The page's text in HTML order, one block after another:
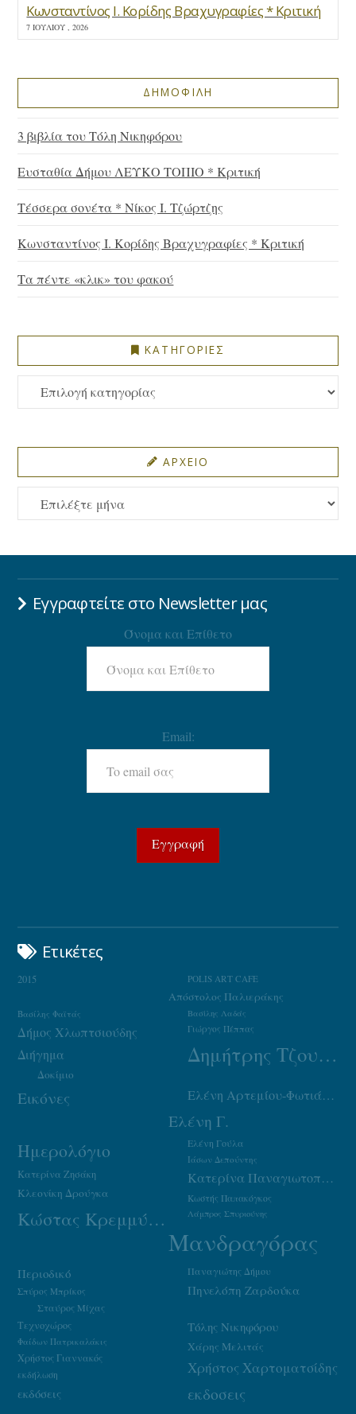
Κωνσταντίνος Ι. Κορίδης Βραχυγραφίες * Κριτική
7 ΙΟΥΛΊΟΥ , 2026
ΔΗΜΟΦΙΛΗ
3 βιβλία του Τόλη Νικηφόρου
Ευσταθία Δήμου ΛΕΥΚΟ ΤΟΠΙΟ * Κριτική
Τέσσερα σονέτα * Νίκος Ι. Τζώρτζης
Κωνσταντίνος Ι. Κορίδης Βραχυγραφίες * Κριτική
Τα πέντε «κλικ» του φακού
ΚΑΤΗΓΟΡΙΕΣ
ΚΑΤΗΓΟΡΙΕΣ
ΑΡΧΕΙΟ
ΑΡΧΕΙΟ
Εγγραφτείτε στο Newsletter μας
Όνομα και Επίθετο
Email:
Ετικέτες
2015 POLIS ART CAFE
Απόστολος Παλιεράκης
Βασίλης Λαδάς
Βασίλης Φαϊτάς
Γιώργος Πέππας
Δήμος Χλωπτσιούδης
Δημήτρης Τζουμάκας
Διήγημα
Δοκίμιο
Εικόνες Ελένη Αρτεμίου-Φωτιάδου
Ελένη Γ.
Ελένη Γούλα
Ημερολόγιο Ιάσων Δεπούντης
Κατερίνα Ζησάκη Κατερίνα Παναγιωτοπούλου
Κλεονίκη Δρούγκα Κωστής Παπακόγκος
Κώστας Κρεμμύδας Λάμπρος Σπυριούνης
Μανδραγόρας
Παναγιώτης Δήμου
Περιοδικό
Πηνελόπη Ζαρδούκα
Σπύρος Μπρίκος
Σταύρος Μίχας
Τεχνοχώρος
Τόλης Νικηφόρου
Φαίδων Πατρικαλάκις Χάρης Μελιτάς
Χρήστος Γιαννακός
Χρήστος Χαρτοματσίδης
εκδήλωση
εκδοσεις
εκδόσεις